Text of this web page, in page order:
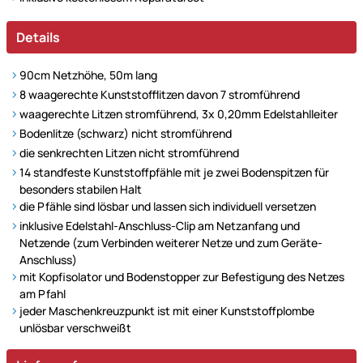
Details
90cm Netzhöhe, 50m lang
8 waagerechte Kunststofflitzen davon 7 stromführend
waagerechte Litzen stromführend, 3x 0,20mm Edelstahlleiter
Bodenlitze (schwarz) nicht stromführend
die senkrechten Litzen nicht stromführend
14 standfeste Kunststoffpfähle mit je zwei Bodenspitzen für
besonders stabilen Halt
die Pfähle sind lösbar und lassen sich individuell versetzen
inklusive Edelstahl-Anschluss-Clip am Netzanfang und
Netzende (zum Verbinden weiterer Netze und zum Geräte-
Anschluss)
mit Kopfisolator und Bodenstopper zur Befestigung des Netzes
am Pfahl
jeder Maschenkreuzpunkt ist mit einer Kunststoffplombe
unlösbar verschweißt